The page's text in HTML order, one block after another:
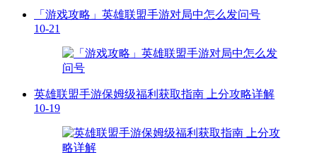
「游戏攻略」英雄联盟手游对局中怎么发问号
10-21
英雄联盟手游保姆级福利获取指南 上分攻略详解
10-19